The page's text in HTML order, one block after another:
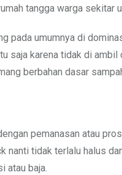
tangga warga sekitar
pada umumnya di
saja karena tidak di
berbahan dasar
pemanasan atau
nanti tidak terlalu halus
atau baja.